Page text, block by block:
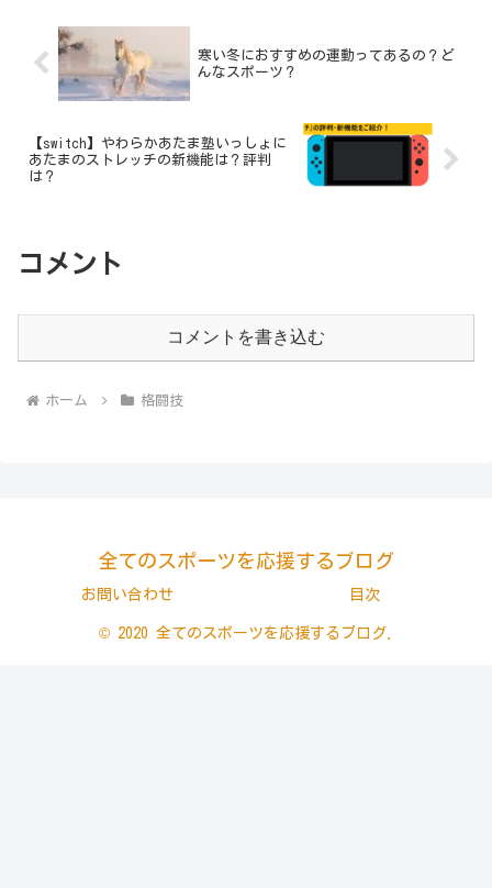
寒い冬におすすめの運動ってあるの？ど
んなスポーツ？
【switch】やわらかあたま塾いっしょに
あたまのストレッチの新機能は？評判
は？
コメント
コメントを書き込む
ホーム 格闘技
全てのスポーツを応援するブログ
お問い合わせ 目次
© 2020 全てのスポーツを応援するブログ.